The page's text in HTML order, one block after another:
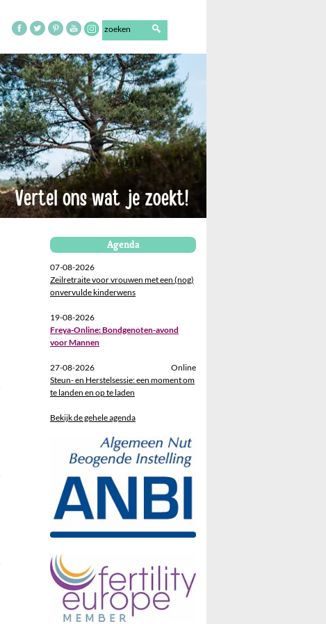
Agenda
07-08-2026
Zeilretraite voor vrouwen met een (nog)
onvervulde kinderwens
19-08-2026
Freya-Online: Bondgenoten-avond
voor Mannen
27-08-2026
Online
Steun- en Herstelsessie: een moment om
te landen en op te laden
Bekijk de gehele agenda